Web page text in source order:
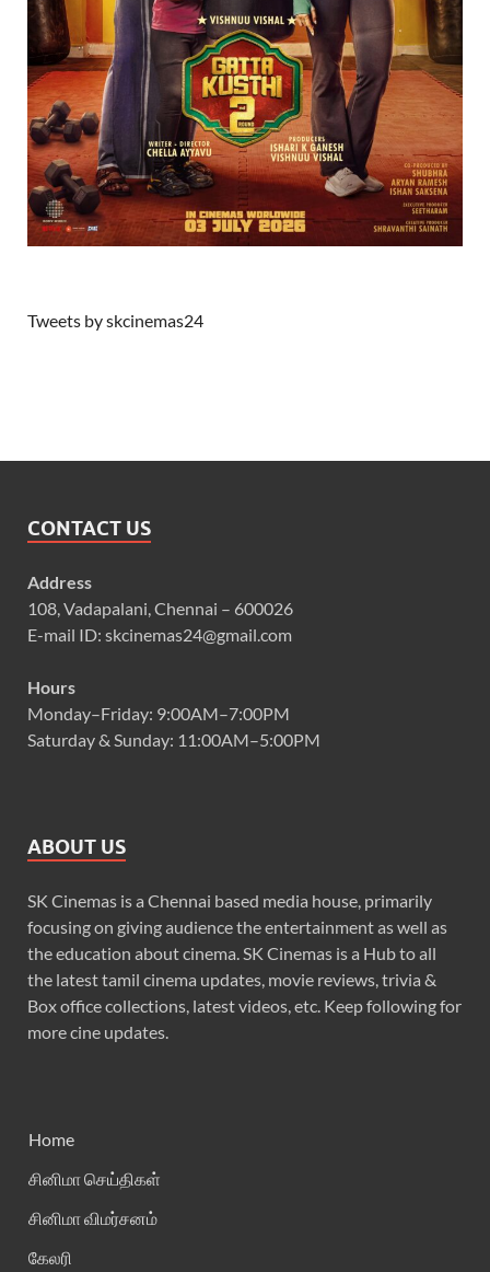
Tweets by skcinemas24
CONTACT US
Address
108, Vadapalani, Chennai – 600026
E-mail ID: skcinemas24@gmail.com
Hours
Monday–Friday: 9:00AM–7:00PM
Saturday & Sunday: 11:00AM–5:00PM
ABOUT US
SK Cinemas is a Chennai based media house, primarily
focusing on giving audience the entertainment as well as
the education about cinema. SK Cinemas is a Hub to all
the latest tamil cinema updates, movie reviews, trivia &
Box office collections, latest videos, etc. Keep following for
more cine updates.
Home
சினிமா செய்திகள்
சினிமா விமர்சனம்
கேலரி